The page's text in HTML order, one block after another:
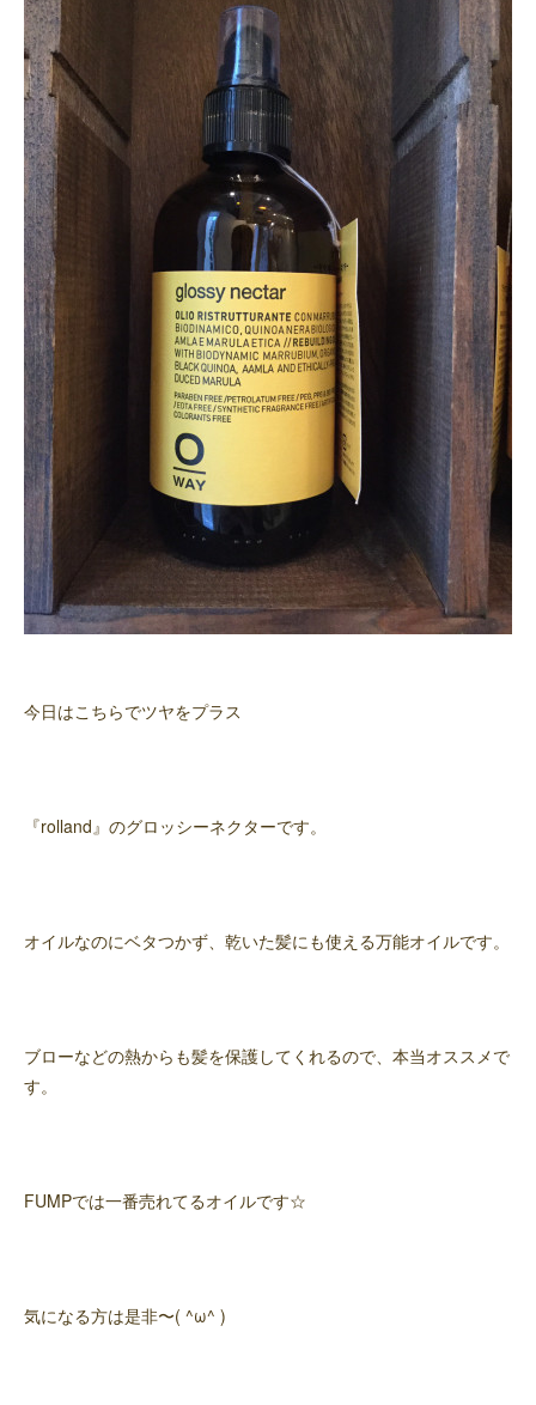
今日はこちらでツヤをプラス
『rolland』のグロッシーネクターです。
オイルなのにベタつかず、乾いた髪にも使える万能オイルです。
ブローなどの熱からも髪を保護してくれるので、本当オススメで
す。
FUMPでは一番売れてるオイルです☆
気になる方は是非〜( ^ω^ )